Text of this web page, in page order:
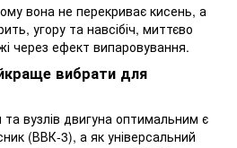
вона не перекриває кисень, а
угору та навсібіч, миттєво
через ефект випаровування.
вибрати для
вузлів двигуна оптимальним є
(ВВК-3), а як універсальний